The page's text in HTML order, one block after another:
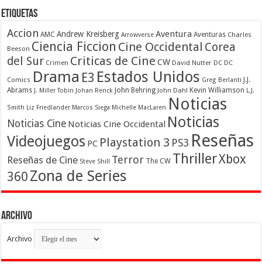
Etiquetas
Accion AMC Andrew Kreisberg Arrowverse Aventura Aventuras Charles
Beeson Ciencia Ficcion Cine Occidental Corea
del Sur Crimen Criticas de Cine CW David Nutter DC DC
Comics Drama E3 Estados Unidos Greg Berlanti J.J.
Abrams J. Miller Tobin Johan Renck John Behring John Dahl Kevin Williamson L.J.
Smith Liz Friedlander Marcos Siega Michelle MacLaren Noticias
Noticias Cine Noticias Cine Occidental Noticias
Videojuegos PC Playstation 3 PS3 Reseñas
Reseñas de Cine Steve Shill Terror The CW ThrillerXbox
360 Zona de Series
Archivo
Archivo